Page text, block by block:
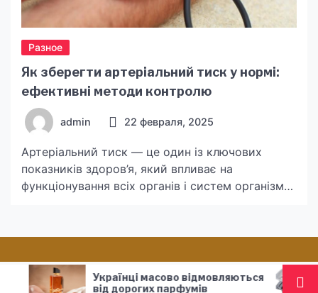
Разное
Як зберегти артеріальний тиск у нормі:
ефективні методи контролю
admin 22 февраля, 2025
Артеріальний тиск — це один із ключових
показників здоров’я, який впливає на
функціонування всіх органів і систем організму.
захворювань, таких як інсульт, інфаркт чи
дедалі більше людей стикаються з проблемами
гіпертонії або гіпотонії через стреси,
масово відмовляються
парфумів
Універсальні
контейнери для